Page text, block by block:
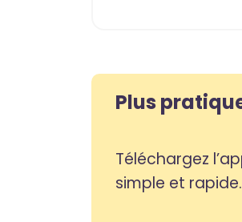
Plus
Téléchargez l’appli pour une expérience encore plus
simple et rapide.